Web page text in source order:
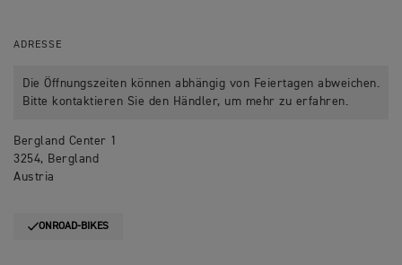
ADRESSE
Die Öffnungszeiten können abhängig von Feiertagen abweichen.
Bitte kontaktieren Sie den Händler, um mehr zu erfahren.
Bergland Center 1
3254, Bergland
Austria
ONROAD-BIKES